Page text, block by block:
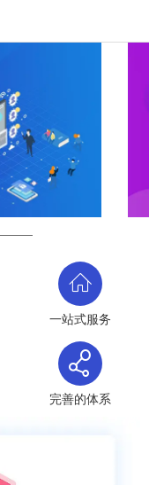
一站式服务
完善的体系